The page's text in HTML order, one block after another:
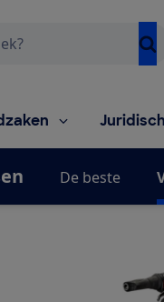
De beste